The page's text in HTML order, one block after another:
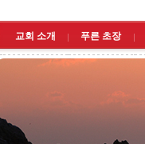
교회 소개 푸른 초장